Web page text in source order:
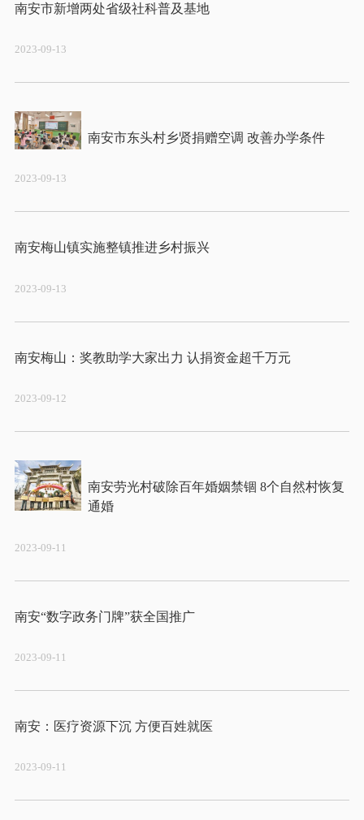
南安市新增两处省级社科普及基地
2023-09-13
2023-09-13
南安梅山镇实施整镇推进乡村振兴
2023-09-13
2023-09-12
南安劳光村破除百年婚姻禁锢 8个自然村恢复
2023-09-11
南安“数字政务门牌”获全国推广
2023-09-11
2023-09-11